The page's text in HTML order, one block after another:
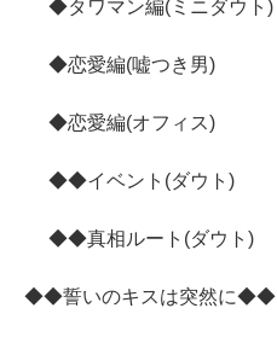
◆タワマン編(ミニダウト)
◆恋愛編(嘘つき男)
◆恋愛編(オフィス)
◆◆イベント(ダウト)
◆◆真相ルート(ダウト)
◆◆誓いのキスは突然に◆◆